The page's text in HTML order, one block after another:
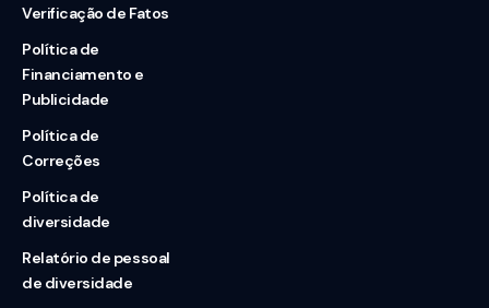
Verificação de Fatos
Política de
Financiamento e
Publicidade
Política de
Correções
Política de
diversidade
Relatório de pessoal
de diversidade